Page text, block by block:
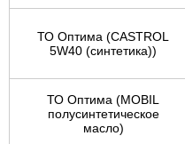
ТО Оптима (CASTROL
5W40 (синтетика))
ТО Оптима (MOBIL
полусинтетическое
масло)